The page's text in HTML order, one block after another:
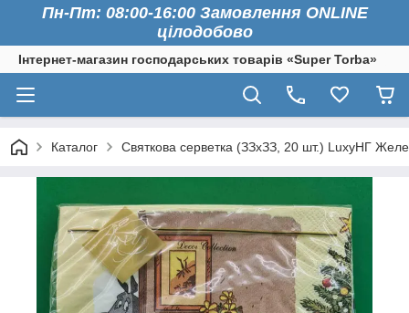
Пн-Пт: 08:00-16:00 Замовлення ONLINE
цілодобово
Інтернет-магазин господарських товарів «Super Torba»
Каталог Святкова серветка (ЗЗхЗЗ, 20 шт.) LuxyНГ